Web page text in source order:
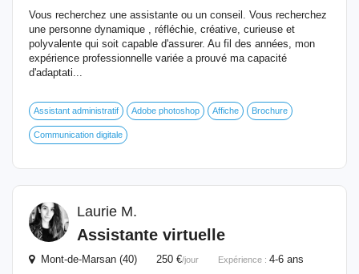
Vous recherchez une assistante ou un conseil. Vous recherchez
une personne dynamique , réfléchie, créative, curieuse et
polyvalente qui soit capable d'assurer. Au fil des années, mon
expérience professionnelle variée a prouvé ma capacité
d'adaptati...
Assistant administratif Adobe photoshop Affiche Brochure
Communication digitale
Laurie M.
Assistante virtuelle
Mont-de-Marsan (40) 250 €/jour Expérience : 4-6 ans